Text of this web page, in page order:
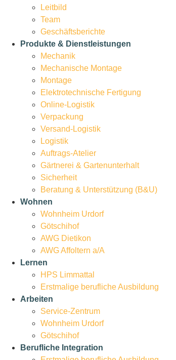
Leitbild
Team
Geschäftsberichte
Produkte & Dienstleistungen
Mechanik
Mechanische Montage
Montage
Elektrotechnische Fertigung
Online-Logistik
Verpackung
Versand-Logistik
Logistik
Auftrags-Atelier
Gärtnerei & Gartenunterhalt
Sicherheit
Beratung & Unterstützung (B&U)
Wohnen
Wohnheim Urdorf
Götschihof
AWG Dietikon
AWG Affoltern a/A
Lernen
HPS Limmattal
Erstmalige berufliche Ausbildung
Arbeiten
Service-Zentrum
Wohnheim Urdorf
Götschihof
Berufliche Integration